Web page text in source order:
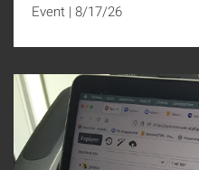
Event | 8/17/26